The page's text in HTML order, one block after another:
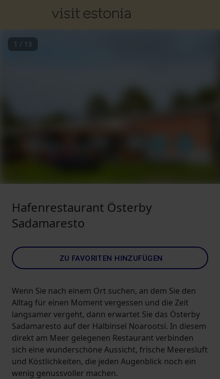
1 / 13
Hafenrestaurant Österby
Sadamaresto
ZU FAVORITEN HINZUFÜGEN
Wenn Sie nach einem Ort suchen, an dem Sie den
Alltag für einen Moment vergessen und die Zeit
langsamer vergeht, dann erwartet Sie das Österby
Sadamaresto auf der Halbinsel Noarootsi. In diesem
direkt am Meer gelegenen Restaurant verbinden
sich eine wunderschöne Aussicht, frische Meeresluft
und Köstlichkeiten, die jeden Augenblick noch ein
wenig genussvoller machen.